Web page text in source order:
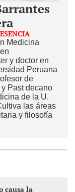
Medicina
y doctor en
Peruana
de
Past decano
de la U.
las áreas
y filosofía
causa la